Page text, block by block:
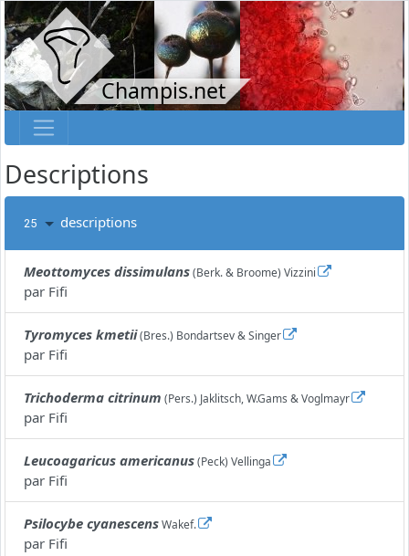
Champis.net
Descriptions
25 descriptions
Meottomyces dissimulans(Berk. & Broome) Vizzini
par Fifi
Tyromyces kmetii(Bres.) Bondartsev & Singer
par Fifi
Trichoderma citrinum (Pers.) Jaklitsch, W.Gams & Voglmayr
par Fifi
Leucoagaricus americanus(Peck) Vellinga
par Fifi
Psilocybe cyanescensWakef.
par Fifi